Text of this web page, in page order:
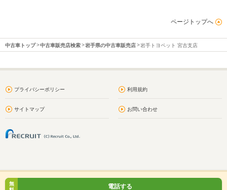
ページトップへ
中古車トップ 中古車販売店検索 岩手県の中古車販売店 岩手トヨペット 宮古支店
プライバシーポリシー 利用規約
サイトマップ お問い合わせ
無
電話する